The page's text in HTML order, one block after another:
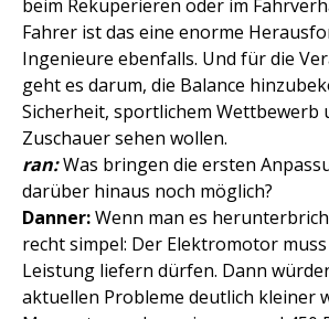
beim Rekuperieren oder im
Fahrer ist das eine enorme
Ingenieure ebenfalls. Und für die
geht es darum, die Balance
Sicherheit, sportlichem Wettbewerb
Zuschauer sehen wollen.
ran:Was bringen die ersten
darüber hinaus noch möglich?
Danner:Wenn man es
recht simpel: Der Elektromotor
Leistung liefern dürfen. Dann
aktuellen Probleme deutlich kleiner